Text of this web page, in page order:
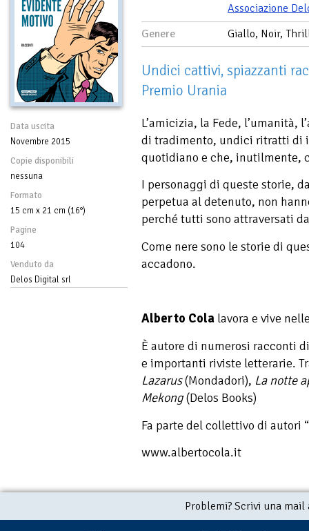
Data uscita
Novembre 2015
Copie disponibili
nessuna
Formato
15 cm x 21 cm (16°)
Pagine
104
Venduto da
Delos Digital srl
Associazione
Genere
Giallo, Noir,
Undici cattivi, spiazzanti
Premio Urania
L’amicizia, la Fede,
di tradimento, undici ritratti di
quotidiano e che, inutilmente,
I personaggi di queste storie,
perpetua al detenuto, non
perché tutti sono attraversati
Come nere sono le storie di
accadono.
Alberto Cola lavora e vive
È autore di numerosi racconti
e importanti riviste letterarie.
Lazarus(Mondadori), La notte
Mekong(Delos Books)
Fa parte del collettivo di autori
www.albertocola.it
Problemi? Scrivi una